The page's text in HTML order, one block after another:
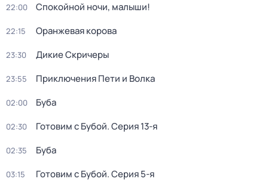
22:00 Спокойной ночи, малыши!
22:15 Оранжевая корова
23:30 Дикие Скричеры
23:55 Приключения Пети и Волка
02:00 Буба
02:30 Готовим с Бубой. Серия 13-я
02:35 Буба
03:15 Готовим с Бубой. Серия 5-я